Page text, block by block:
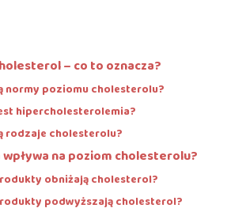
– co to oznacza?
normy poziomu cholesterolu?
hipercholesterolemia?
rodzaje cholesterolu?
na poziom cholesterolu?
obniżają cholesterol?
podwyższają cholesterol?